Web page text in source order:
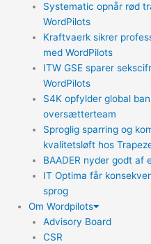
Systematic opnår rød
WordPilots
Kraftvaerk sikrer
med WordPilots
ITW GSE sparer
WordPilots
S4K opfylder global
oversætterteam
Sproglig sparring og
kvalitetsløft hos
BAADER nyder godt af
IT Optima får
sprog
Om Wordpilots
Advisory Board
CSR